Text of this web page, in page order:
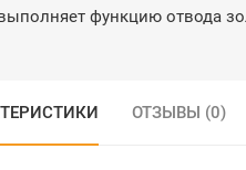
функцию отвода
ОТЗЫВЫ (0)